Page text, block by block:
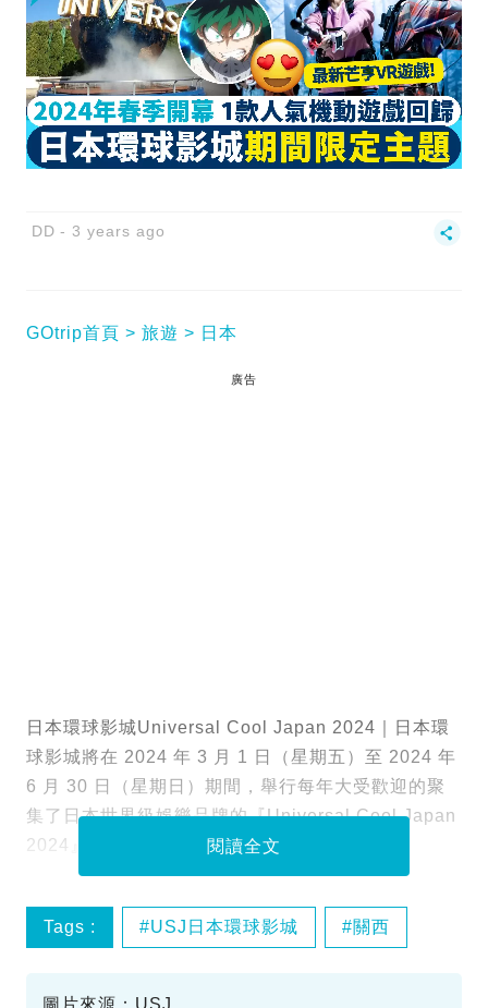
DD 3 years ago
GOtrip首頁 旅遊 日本
廣告
日本環球影城Universal Cool Japan 2024｜日本環
球影城將在 2024 年 3 月 1 日（星期五）至 2024 年
6 月 30 日（星期日）期間，舉行每年大受歡迎的聚
集了日本世界級娛樂品牌的『Universal Cool Japan
2024』！
閱讀全文
Tags : USJ日本環球影城 關西
圖片來源：USJ